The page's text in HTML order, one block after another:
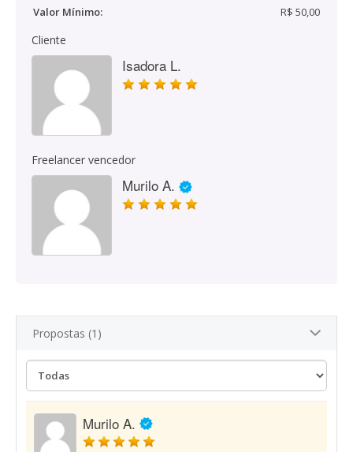
Valor Mínimo:
R$ 50,00
Cliente
Isadora L.
Freelancer vencedor
Murilo A.
Propostas (1)
Murilo A.